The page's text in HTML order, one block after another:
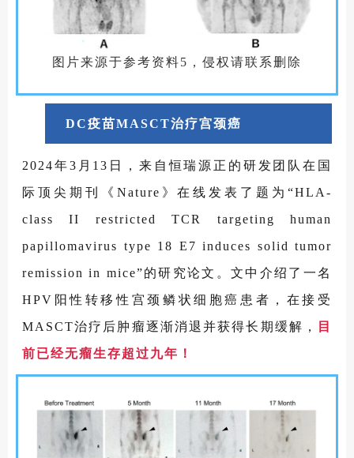
图片来源于参考资料5，侵权请联系删除
DC疫苗MASCT治疗宫颈癌
2024年3月13日，来自恒瑞源正的研发团队在国
际顶尖期刊《Nature》在线发表了题为“HLA-
class II restricted TCR targeting human
papillomavirus type 18 E7 induces solid tumor
remission in mice”的研究论文。文中介绍了一名
HPV阳性转移性宫颈鳞状细胞癌患者，在接受
MASCT治疗后肿瘤逐渐消退并获得长期缓解，
目
前已经无瘤生存超过九年！